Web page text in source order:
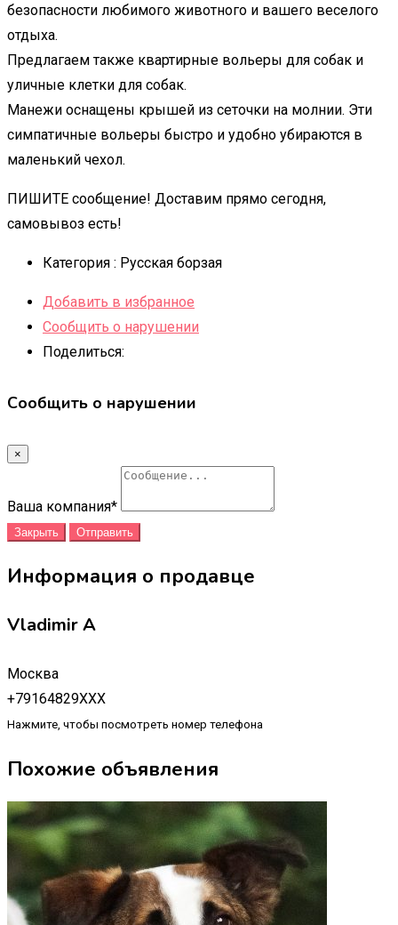
безопасности любимого животного и вашего веселого
отдыха.
Предлагаем также квартирные вольеры для собак и
уличные клетки для собак.
Манежи оснащены крышей из сеточки на молнии. Эти
симпатичные вольеры быстро и удобно убираются в
маленький чехол.
ПИШИТЕ сообщение! Доставим прямо сегодня,
самовывоз есть!
Категория : Русская борзая
Добавить в избранное
Сообщить о нарушении
Поделиться:
Сообщить о нарушении
×
Ваша компания*
Закрыть Отправить
Информация о продавце
Vladimir A
Москва
+79164829XXX
Нажмите, чтобы посмотреть номер телефона
Похожие объявления